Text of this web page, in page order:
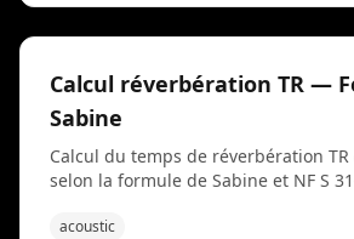
seuils réglementaires (53 dB entre
façade). Utilisé pour le diagnostic
BBC.
Calcul réverbération TR —
Sabine
Calcul du temps de réverbération TR
selon la formule de Sabine et NF S
de reverberation prend en compte le
acoustic